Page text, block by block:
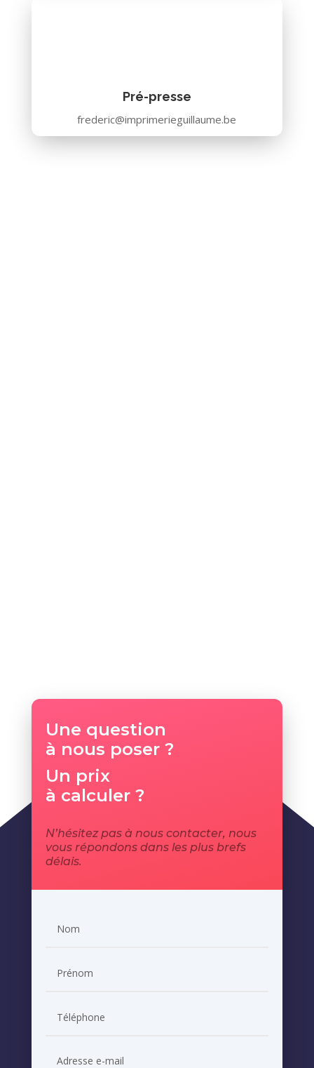
Pré-presse
frederic@imprimerieguillaume.be
Une question
à nous poser ?
Un prix
à calculer ?
N’hésitez pas à nous contacter, nous
vous répondons dans les plus brefs
délais.